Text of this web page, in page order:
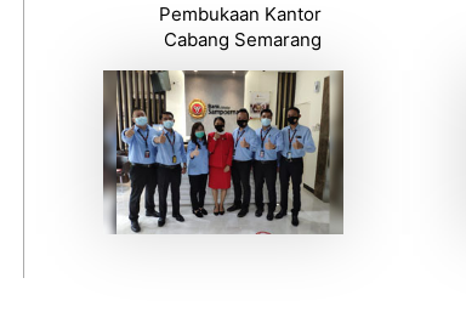
Pembukaan Kantor
Cabang Semarang